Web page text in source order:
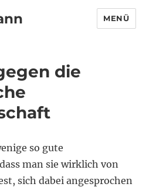
MENÜ
die
so gute
man sie wirklich von
sich dabei angesprochen